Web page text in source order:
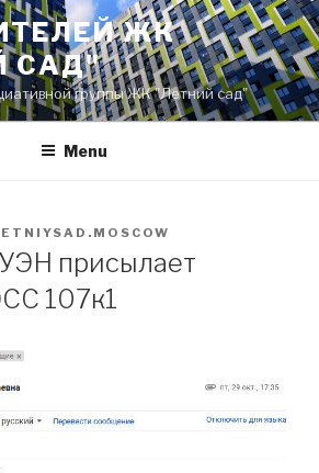
ЖК
САД"
группы ЖК "Летний сад"
Menu
присылает
107к1